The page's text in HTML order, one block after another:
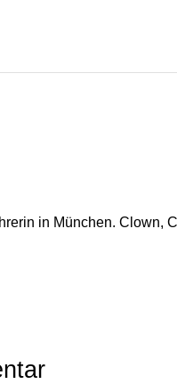
in München. Clown,